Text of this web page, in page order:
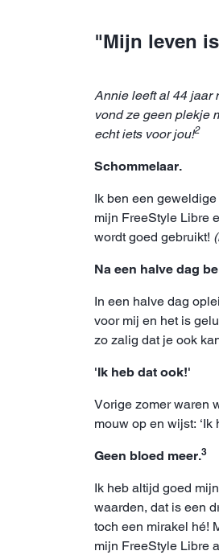
"Mijn leven
Annie leeft al 44 jaar
vond ze geen plekje
echt iets voor jou!2
Schommelaar.
Ik ben een
mijn FreeStyle Libre
wordt goed gebruikt!
Na een halve dag
In een halve dag
voor mij en het is
zo zalig dat je ook
'Ik heb dat ook!'
Vorige zomer waren
mouw op en wijst:
Geen bloed meer.3
Ik heb altijd goed
waarden, dat is een
toch een mirakel hé!
mijn FreeStyle Libre